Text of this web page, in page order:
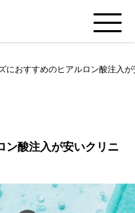
におすすめのヒアルロン酸注入
ン酸注入が安いクリニ